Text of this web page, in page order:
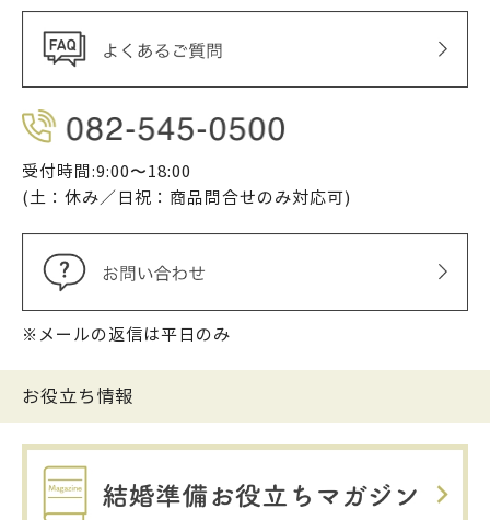
受付時間:9:00〜18:00
(土：休み／日祝：商品問合せのみ対応可)
※メールの返信は平日のみ
お役立ち情報